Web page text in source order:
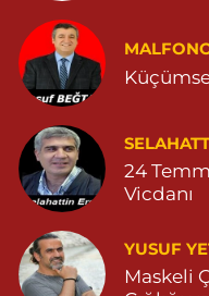
Huzur Eczanesi
GÜL MAHALLESİ VATAN
0 (482) 591 25 17
Dara Eczanesi
NUR MAHALLESİ VALİ
DEVLET HASTANESİ
04822125304
0 (482) 212 53 04
24
Vicdanı
YUSUF
Maskeli